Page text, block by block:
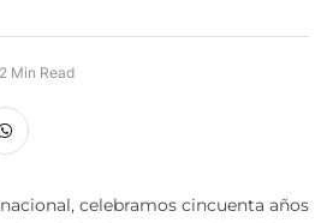
2 Min Read
celebramos cincuenta años